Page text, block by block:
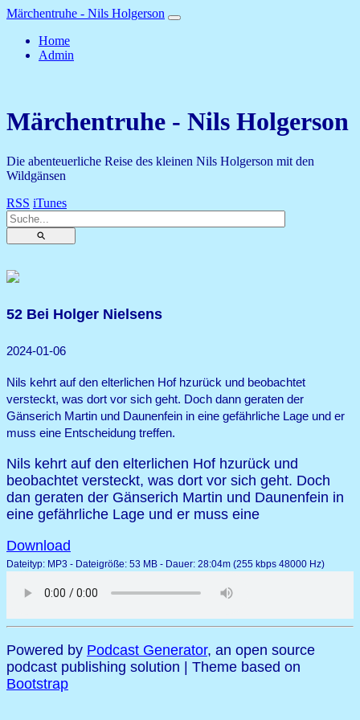
Märchentruhe - Nils Holgerson
Home
Admin
Märchentruhe - Nils Holgerson
Die abenteuerliche Reise des kleinen Nils Holgerson mit den
Wildgänsen
RSS iTunes
⚲
52 Bei Holger Nielsens
2024-01-06
Nils kehrt auf den elterlichen Hof hzurück und beobachtet
versteckt, was dort vor sich geht. Doch dann geraten der
Gänserich Martin und Daunenfein in eine gefährliche Lage und er
muss eine Entscheidung treffen.
Nils kehrt auf den elterlichen Hof hzurück und
beobachtet versteckt, was dort vor sich geht. Doch
dan geraten der Gänserich Martin und Daunenfein in
eine gefährliche Lage und er muss eine
Download
Dateityp: MP3 - Dateigröße: 53 MB - Dauer: 28:04m (255 kbps 48000 Hz)
Powered by Podcast Generator, an open source
podcast publishing solution | Theme based on
Bootstrap